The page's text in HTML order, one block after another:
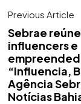
Previous Article
Sebrae reúne
influencers e
“Influencia,
Agência
Notícias